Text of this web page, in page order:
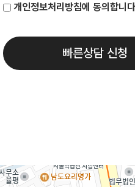
개인정보처리방침에 동의합니
빠른상담 신청